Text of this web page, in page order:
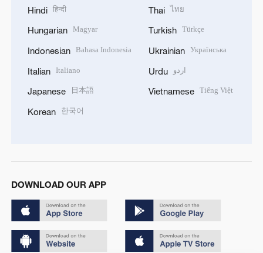
Hindi हिन्दी
Hungarian Magyar
Indonesian Bahasa Indonesia
Italian Italiano
Japanese 日本語
Korean 한국어
Thai ไทย
Turkish Türkçe
Ukrainian Українська
Urdu اردو
Vietnamese Tiếng Việt
DOWNLOAD OUR APP